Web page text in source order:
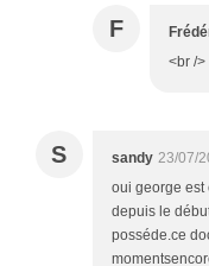
F
<br />
S sandy 23/07/
oui george est
depuis le
posséde.ce